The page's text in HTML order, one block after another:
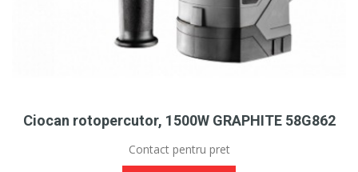
Ciocan rotopercutor, 1500W GRAPHITE 58G862
Contact pentru pret